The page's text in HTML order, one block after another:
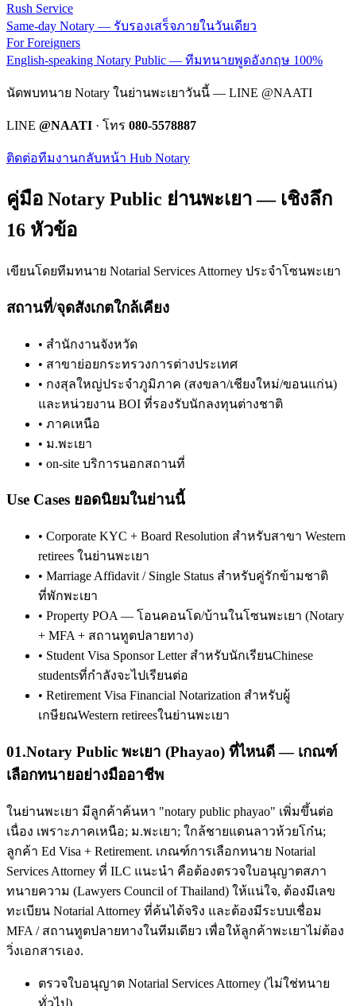
Rush Service
Same-day Notary — รับรองเสร็จภายในวันเดียว
For Foreigners
English-speaking Notary Public — ทีมทนายพูดอังกฤษ 100%
นัดพบทนาย Notary ในย่านพะเยาวันนี้ — LINE @NAATI
LINE @NAATI · โทร 080-5578887
ติดต่อทีมงานกลับหน้า Hub Notary
คู่มือ Notary Public ย่านพะเยา— เชิงลึก
16 หัวข้อ
เขียนโดยทีมทนาย Notarial Services Attorney ประจำโซนพะเยา
สถานที่/จุดสังเกตใกล้เคียง
• สำนักงานจังหวัด
• สาขาย่อยกระทรวงการต่างประเทศ
• กงสุลใหญ่ประจำภูมิภาค (สงขลา/เชียงใหม่/ขอนแก่น)
และหน่วยงาน BOI ที่รองรับนักลงทุนต่างชาติ
• ภาคเหนือ
• ม.พะเยา
• on-site บริการนอกสถานที่
Use Cases ยอดนิยมในย่านนี้
• Corporate KYC + Board Resolution สำหรับสาขา Western
retirees ในย่านพะเยา
• Marriage Affidavit / Single Status สำหรับคู่รักข้ามชาติ
ที่พักพะเยา
• Property POA — โอนคอนโด/บ้านในโซนพะเยา (Notary
+ MFA + สถานทูตปลายทาง)
• Student Visa Sponsor Letter สำหรับนักเรียนChinese
studentsที่กำลังจะไปเรียนต่อ
• Retirement Visa Financial Notarization สำหรับผู้
เกษียณWestern retireesในย่านพะเยา
01.Notary Public พะเยา (Phayao) ที่ไหนดี — เกณฑ์
เลือกทนายอย่างมืออาชีพ
ในย่านพะเยา มีลูกค้าค้นหา "notary public phayao" เพิ่มขึ้นต่อ
เนื่อง เพราะภาคเหนือ; ม.พะเยา; ใกล้ชายแดนลาวห้วยโก๋น;
ลูกค้า Ed Visa + Retirement. เกณฑ์การเลือกทนาย Notarial
Services Attorney ที่ ILC แนะนำ คือต้องตรวจใบอนุญาตสภา
ทนายความ (Lawyers Council of Thailand) ให้แน่ใจ, ต้องมีเลข
ทะเบียน Notarial Attorney ที่ค้นได้จริง และต้องมีระบบเชื่อม
MFA / สถานทูตปลายทางในทีมเดียว เพื่อให้ลูกค้าพะเยาไม่ต้อง
วิ่งเอกสารเอง.
ตรวจใบอนุญาต Notarial Services Attorney (ไม่ใช่ทนาย
ทั่วไป)